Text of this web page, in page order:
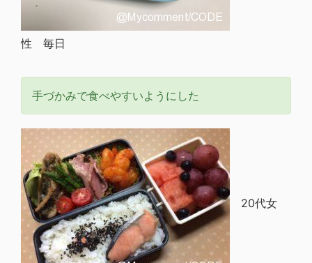
性 毎日
手づかみで食べやすいようにした
20代女